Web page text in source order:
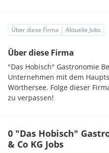
Über diese Firma Aktuelle Jobs
Über diese Firma
"Das Hobisch" Gastronomie
Unternehmen mit dem
Wörthersee. Folge dieser
zu verpassen!
0 "Das Hobisch"
& Co KG Jobs